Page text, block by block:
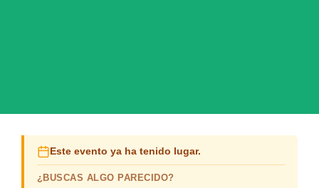
Este evento ya ha tenido lugar.
¿BUSCAS ALGO PARECIDO?